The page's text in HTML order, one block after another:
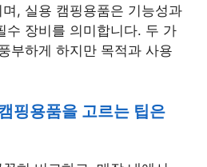
, 실용 캠핑용품은 기능성과
수 장비를 의미합니다. 두 가
부하게 하지만 목적과 사용
핑용품을 고르는 팁은